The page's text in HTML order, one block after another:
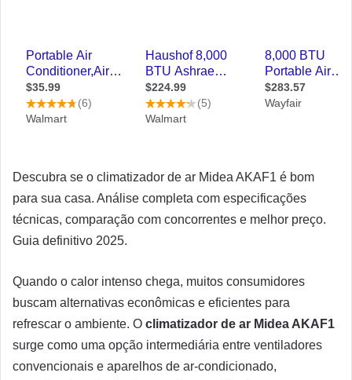
Descubra se o climatizador de ar Midea AKAF1 é bom
para sua casa. Análise completa com especificações
técnicas, comparação com concorrentes e melhor preço.
Guia definitivo 2025.
Quando o calor intenso chega, muitos consumidores
buscam alternativas econômicas e eficientes para
refrescar o ambiente. O climatizador de ar Midea AKAF1
surge como uma opção intermediária entre ventiladores
convencionais e aparelhos de ar-condicionado,